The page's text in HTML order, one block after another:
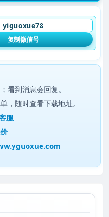
yiguoxue78
复制微信号
看到消息会回复。
，随时查看下载地址。
服